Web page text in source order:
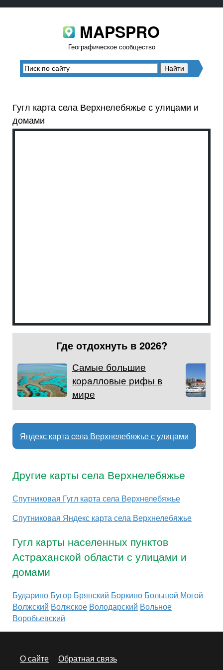
MAPSPRO
Географическое сообщество
Гугл карта села Верхнелебяжье с улицами и
домами
Где отдохнуть в 2026?
Самые большие
коралловые рифы в
мире
Яндекс карта села Верхнелебяжье с улицами
Другие карты села Верхнелебяжье
Спутниковая Гугл карта села Верхнелебяжье
Спутниковая Яндекс карта села Верхнелебяжье
Гугл карты населенных пунктов
Астраханской области с улицами и
домами
Бударино Бугор Брянский Боркино Большой Могой
Волжский Волжское Володарский Вольное
Воробьевский
О сайте Обратная связь